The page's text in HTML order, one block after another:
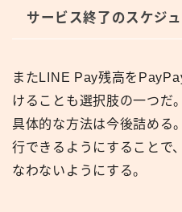
サービス終了のスケジ
またLINE Pay残高を
けることも選択肢の一つだ
具体的な方法は今後詰める
行できるようにすることで
なわないようにする。